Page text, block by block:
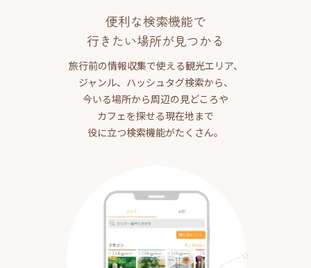
便利な検索機能で
行きたい場所が見つかる
旅行前の情報収集で使える観光エリア、
ジャンル、ハッシュタグ検索から、
今いる場所から周辺の見どころや
カフェを探せる現在地まで
役に立つ検索機能がたくさん。